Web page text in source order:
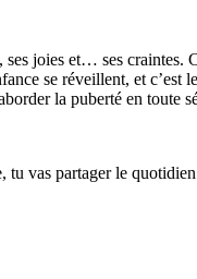
joies et… ses
se réveillent, et
la puberté en toute
vas partager le